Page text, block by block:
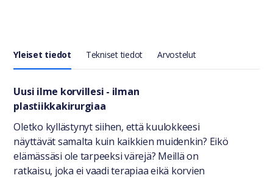
Yleiset tiedot Tekniset tiedot Arvostelut
Yleiset tiedot
Uusi ilme korvillesi - ilman
plastiikkakirurgiaa
Oletko kyllästynyt siihen, että kuulokkeesi
näyttävät samalta kuin kaikkien muidenkin? Eikö
elämässäsi ole tarpeeksi värejä? Meillä on
ratkaisu, joka ei vaadi terapiaa eikä korvien